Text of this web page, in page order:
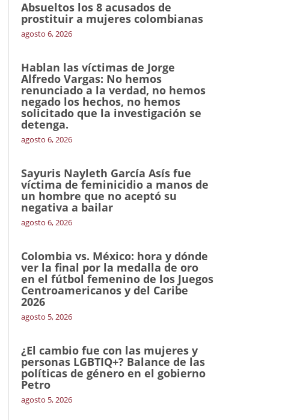
Absueltos los 8 acusados de
prostituir a mujeres colombianas
agosto 6, 2026
Hablan las víctimas de Jorge
Alfredo Vargas: No hemos
renunciado a la verdad, no hemos
negado los hechos, no hemos
solicitado que la investigación se
detenga.
agosto 6, 2026
Sayuris Nayleth García Asís fue
víctima de feminicidio a manos de
un hombre que no aceptó su
negativa a bailar
agosto 6, 2026
Colombia vs. México: hora y dónde
ver la final por la medalla de oro
en el fútbol femenino de los Juegos
Centroamericanos y del Caribe
2026
agosto 5, 2026
¿El cambio fue con las mujeres y
personas LGBTIQ+? Balance de las
políticas de género en el gobierno
Petro
agosto 5, 2026